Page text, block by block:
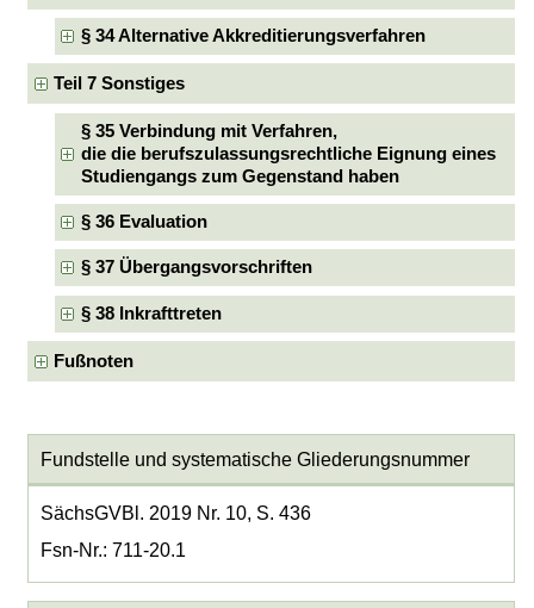
§ 34 Alternative Akkreditierungsverfahren
Teil 7 Sonstiges
§ 35 Verbindung mit Verfahren,
die die berufszulassungsrechtliche Eignung eines
Studiengangs zum Gegenstand haben
§ 36 Evaluation
§ 37 Übergangsvorschriften
§ 38 Inkrafttreten
Fußnoten
Fundstelle und systematische Gliederungsnummer
SächsGVBl. 2019 Nr. 10, S. 436
Fsn-Nr.: 711-20.1